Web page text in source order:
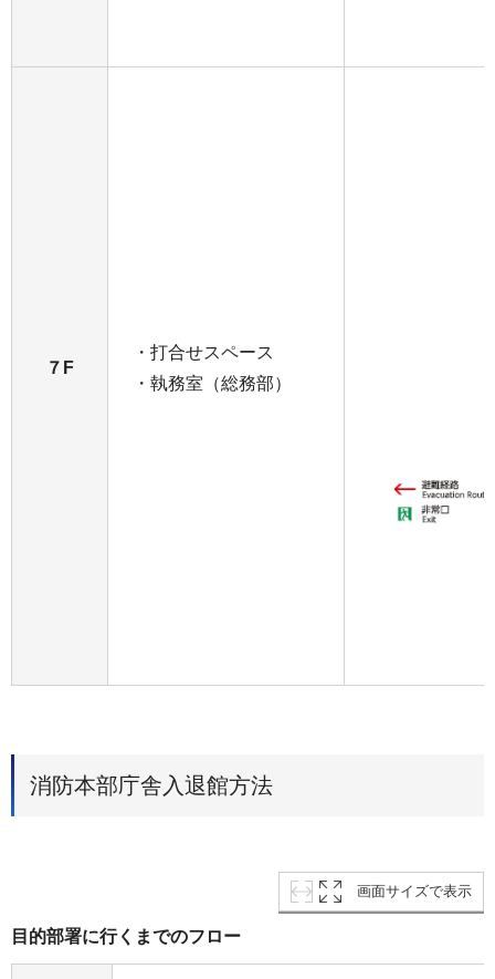
７F
・打合せスペース
・執務室（総務部）
消防本部庁舎入退館方法
画面サイズで表示
目的部署に行くまでのフロー